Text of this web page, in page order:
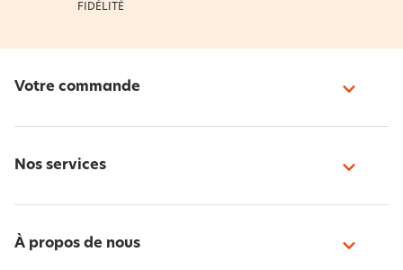
FIDÉLITÉ
Votre commande
Nos services
À propos de nous